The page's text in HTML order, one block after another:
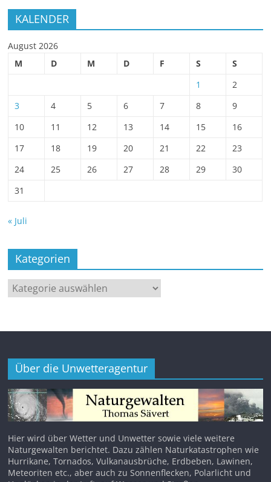
KALENDER
August 2026
M
D M D F S
S
1
2
3
4 5 6 7 8
9
10
11 12 13 14 15
16
17
18 19 20 21 22
23
24
25 26 27 28 29
30
31
« Juli
Kategorien
Kategorien
Über die Unwetteragentur
Hier wird über Wetter und Unwetter sowie viele weitere
Naturgewalten berichtet. Dazu zählen Naturkatastrophen wie
Hurrikane, Tornados, Vulkanausbrüche, Erdbeben, Lawinen,
Meteoriten etc., aber auch zu Sonnenflecken, Polarlicht und